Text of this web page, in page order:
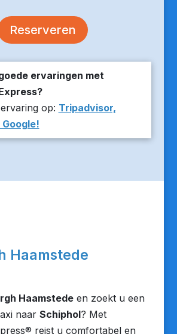
Reserveren
ervaringen met
op: Tripadvisor,
Google!
Haamstede
Haamstedeen zoekt u een
naar Schiphol? Met
reist u comfortabel en